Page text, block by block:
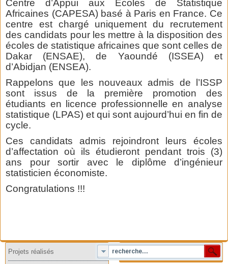
Centre d’Appui aux Ecoles de Statistique
Africaines (CAPESA) basé à Paris en France. Ce
centre est chargé uniquement du recrutement
des candidats pour les mettre à la disposition des
écoles de statistique africaines que sont celles de
Dakar (ENSAE), de Yaoundé (ISSEA) et
d’Abidjan (ENSEA).
Rappelons que les nouveaux admis de l’ISSP
sont issus de la première promotion des
étudiants en licence professionnelle en analyse
statistique (LPAS) et qui sont aujourd’hui en fin de
cycle.
Ces candidats admis rejoindront leurs écoles
d’affectation où ils étudieront pendant trois (3)
ans pour sortir avec le diplôme d’ingénieur
statisticien économiste.
Congratulations !!!
Projets réalisés